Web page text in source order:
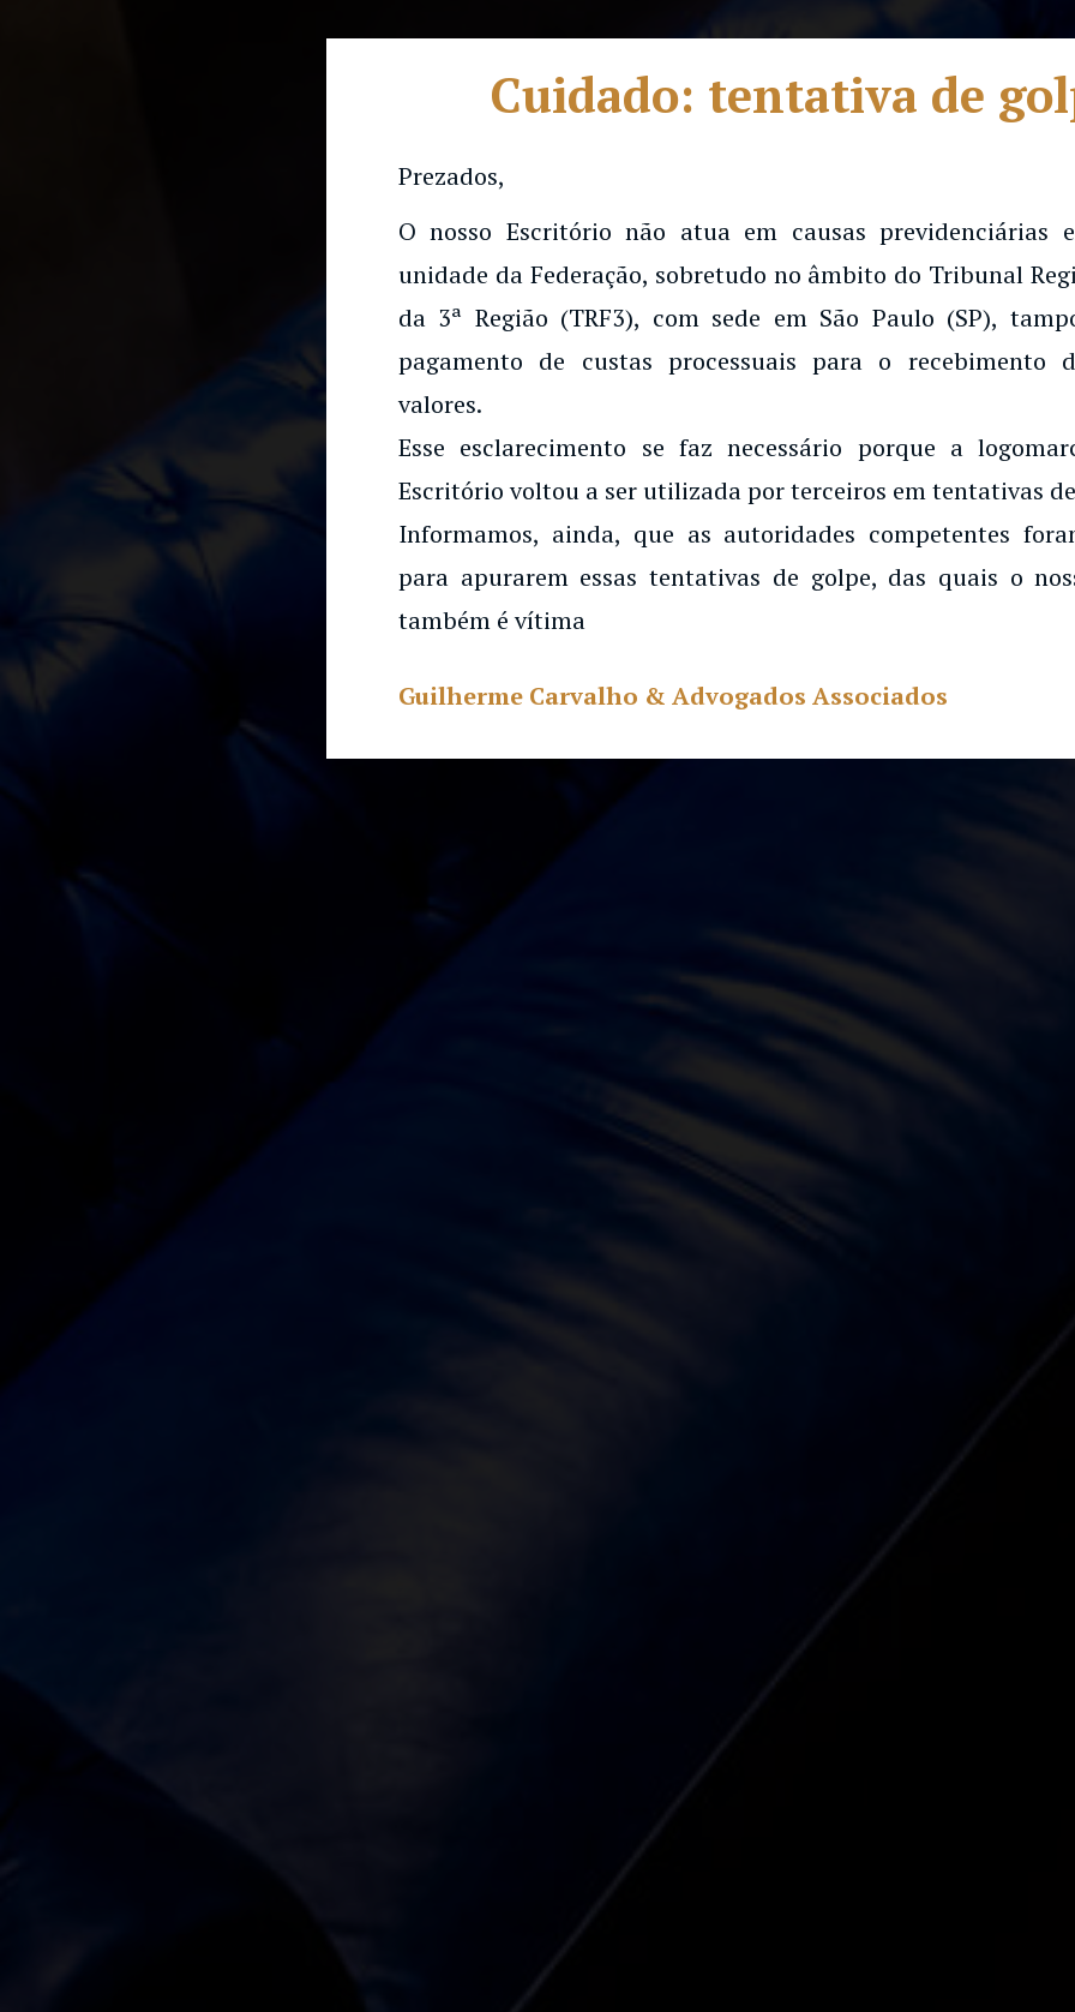
Trabalhar com honestidade,
construção de um Estado mais
respeito às instituições jurídicas
Cuidado: tentativa de
Prezados,
O nosso Escritório não atua em causas previdenciárias
unidade da Federação, sobretudo no âmbito do Tribunal
da 3ª Região (TRF3), com sede em São Paulo (SP),
pagamento de custas processuais para o recebimento
valores.
Esse esclarecimento se faz necessário porque a
Escritório voltou a ser utilizada por terceiros em tentativas
Informamos, ainda, que as autoridades competentes
para apurarem essas tentativas de golpe, das quais o
também é vítima
Guilherme Carvalho & Advogados Associados